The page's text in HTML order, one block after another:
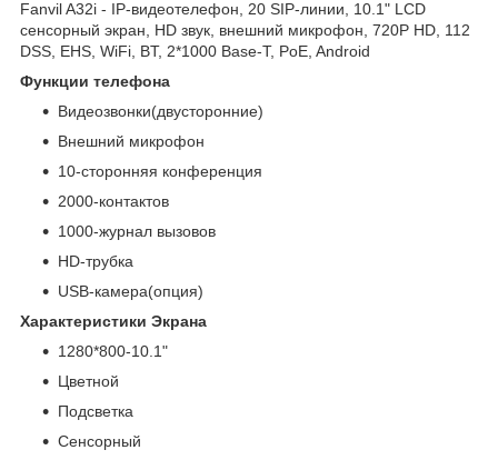
Fanvil A32i - IP-видеотелефон, 20 SIP-линии, 10.1" LCD
сенсорный экран, HD звук, внешний микрофон, 720P HD, 112
DSS, EHS, WiFi, BT, 2*1000 Base-T, PoE, Android
Функции телефона
Видеозвонки(двусторонние)
Внешний микрофон
10-сторонняя конференция
2000-контактов
1000-журнал вызовов
HD-трубка
USB-камера(опция)
Характеристики Экрана
1280*800-10.1"
Цветной
Подсветка
Сенсорный